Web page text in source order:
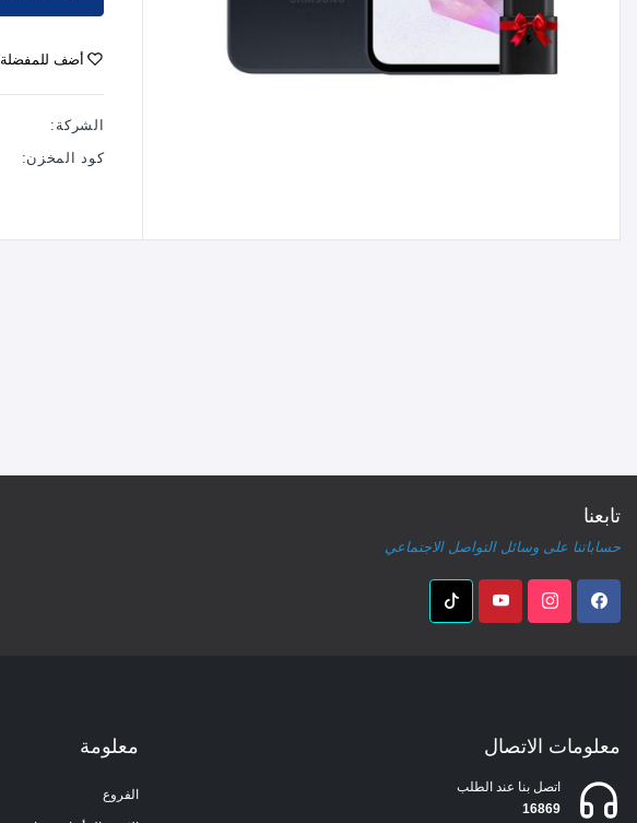
أضف للمفضلة
الشركة:
كود المخزن:
تابعنا
حساباتنا على وسائل التواصل الاجتماعي
معلومات الاتصال
اتصل بنا عند الطلب
16869
معلومة
الفروع